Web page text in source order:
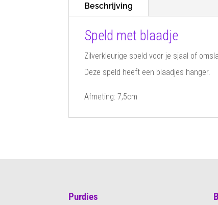
Beschrijving
Speld met blaadje
Zilverkleurige speld voor je sjaal of
Deze speld heeft een blaadjes hanger.
Afmeting: 7,5cm
Purdies